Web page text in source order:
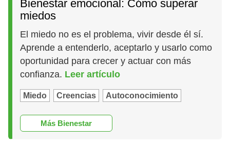
Bienestar emocional: Cómo superar
miedos
El miedo no es el problema, vivir desde él sí.
Aprende a entenderlo, aceptarlo y usarlo como
oportunidad para crecer y actuar con más
confianza. Leer artículo
Miedo Creencias Autoconocimiento
Más Bienestar